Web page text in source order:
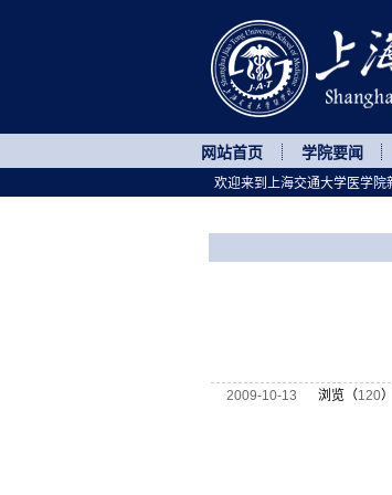
网站首页 学院要闻
2009-10-13 浏览（120）
欢迎来到上海交通大学医学院